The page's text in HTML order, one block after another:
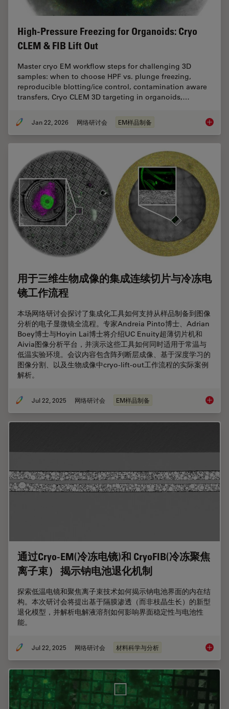
High-Pressure Freezing for Organoids: Cryo
CLEM & FIB Lift Out
Master cryo EM workflow steps for challenging 3D
samples: when to choose HPF vs. plunge freezing,
reproducible blotting/ice control, contamination aware
transfers, Cryo CLEM 3D targeting in organoids,…
Jan 22, 2026 网络研讨会 EM样品制备 High-
用于三维生物成像的集成连续切片与冷冻电
镜工作流程
本场网络研讨会探讨了集成化工具如何支持从样品制备到图像
分析的电子显微镜全流程。专家Andreia Pinto博士、Adrian
Boey博士与Hoyin Lai博士将介绍UC Enuity超薄切片机和
Aivia图像分析平台，并演示这些工具如何同时适用于常温与
低温实验环境。会议内容包含阵列断层成像、基于深度学习的
图像分割、以及生物成像中cryo-lift-out工作流程的实际案例
解析。
Jul 22, 2025 网络研讨会 EM样品制备 用于三
通过Cryo-EM(冷冻电镜)和 CryoFIB(冷冻聚焦
离子束） 揭示钠电池退化机制
探索低温电镜和聚焦离子束技术如何揭示钠电池界面的内在结
构。本次研讨会将提出基于隔膜渗透（而非枝晶生长）的新型
退化模型，并解析电解液溶剂如何影响界面稳定性与电池性
能。
Jul 22, 2025 网络研讨会 材料科学与分析 通过